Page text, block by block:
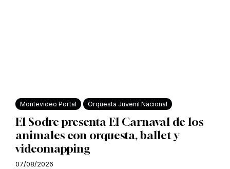
Montevideo Portal Orquesta Juvenil Nacional
El Sodre presenta El Carnaval de los
animales con orquesta, ballet y
videomapping
07/08/2026